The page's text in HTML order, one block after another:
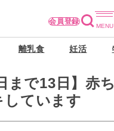
会員登録
離乳食 妊活
まで13日】赤
しています